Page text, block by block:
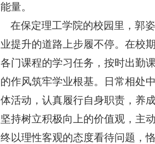
能量。
在保定理工学院的校园里，郭
业提升的道路上步履不停。在校
各门课程的学习任务，按时出勤
的作风筑牢学业根基。日常相处
体活动，认真履行自身职责，养
坚持树立积极向上的价值观，主
终以理性客观的态度看待问题，